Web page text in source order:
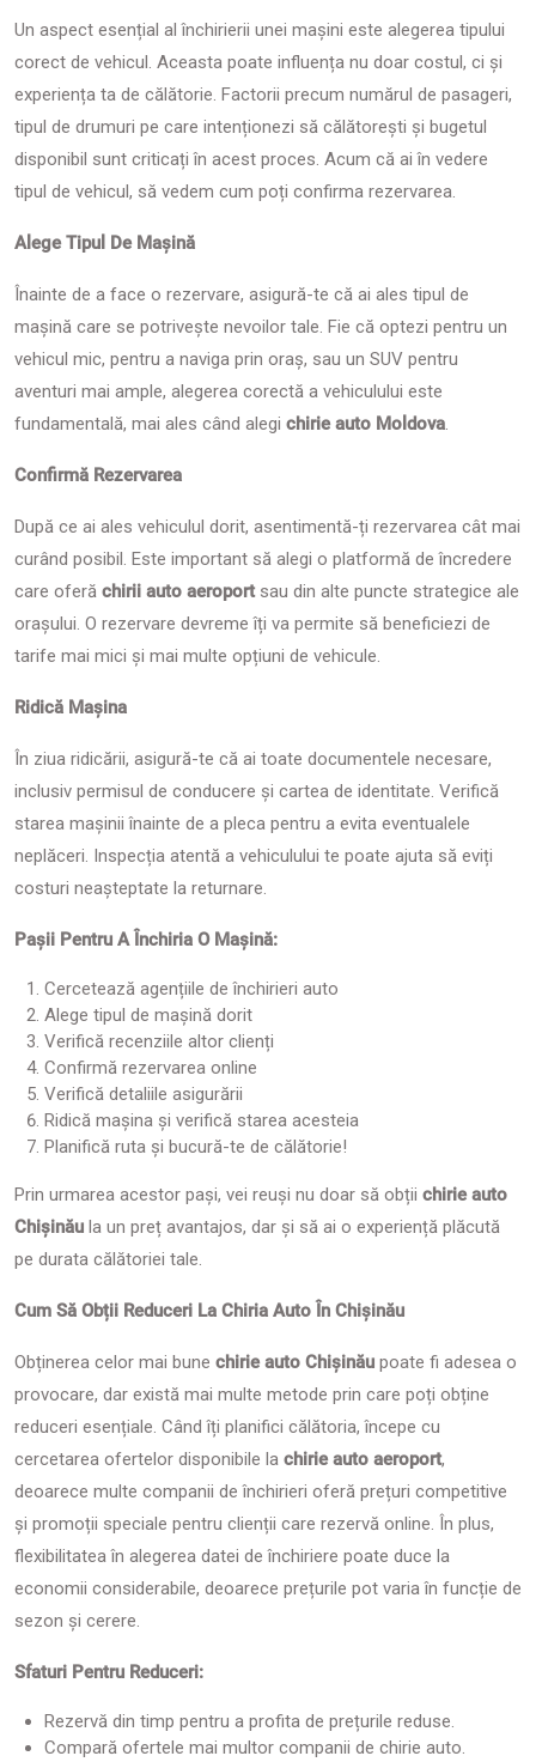
Un aspect esențial al închirierii unei mașini este alegerea tipului
corect de vehicul. Aceasta poate influența nu doar costul, ci și
experiența ta de călătorie. Factorii precum numărul de pasageri,
tipul de drumuri pe care intenționezi să călătorești și bugetul
disponibil sunt criticați în acest proces. Acum că ai în vedere
tipul de vehicul, să vedem cum poți confirma rezervarea.
Alege Tipul De Mașină
Înainte de a face o rezervare, asigură-te că ai ales tipul de
mașină care se potrivește nevoilor tale. Fie că optezi pentru un
vehicul mic, pentru a naviga prin oraș, sau un SUV pentru
aventuri mai ample, alegerea corectă a vehiculului este
fundamentală, mai ales când alegi chirie auto Moldova.
Confirmă Rezervarea
După ce ai ales vehiculul dorit, asentimentă-ți rezervarea cât mai
curând posibil. Este important să alegi o platformă de încredere
care oferă chirii auto aeroportsau din alte puncte strategice ale
orașului. O rezervare devreme îți va permite să beneficiezi de
tarife mai mici și mai multe opțiuni de vehicule.
Ridică Mașina
În ziua ridicării, asigură-te că ai toate documentele necesare,
inclusiv permisul de conducere și cartea de identitate. Verifică
starea mașinii înainte de a pleca pentru a evita eventualele
neplăceri. Inspecția atentă a vehiculului te poate ajuta să eviți
costuri neașteptate la returnare.
Pașii Pentru A Închiria O Mașină:
Cercetează agențiile de închirieri auto
Alege tipul de mașină dorit
Verifică recenziile altor clienți
Confirmă rezervarea online
Verifică detaliile asigurării
Ridică mașina și verifică starea acesteia
Planifică ruta și bucură-te de călătorie!
Prin urmarea acestor pași, vei reuși nu doar să obții chirie auto
Chișinău la un preț avantajos, dar și să ai o experiență plăcută
pe durata călătoriei tale.
Cum Să Obții Reduceri La Chiria Auto În Chișinău
Obținerea celor mai bune chirie auto Chișinău poate fi adesea o
provocare, dar există mai multe metode prin care poți obține
reduceri esențiale. Când îți planifici călătoria, începe cu
cercetarea ofertelor disponibile la chirie auto aeroport,
deoarece multe companii de închirieri oferă prețuri competitive
și promoții speciale pentru clienții care rezervă online. În plus,
flexibilitatea în alegerea datei de închiriere poate duce la
economii considerabile, deoarece prețurile pot varia în funcție de
sezon și cerere.
Sfaturi Pentru Reduceri:
Rezervă din timp pentru a profita de prețurile reduse.
Compară ofertele mai multor companii de chirie auto.